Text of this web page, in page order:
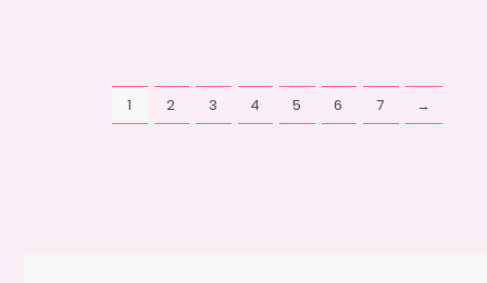
1 2 3 4 5 6 7 →